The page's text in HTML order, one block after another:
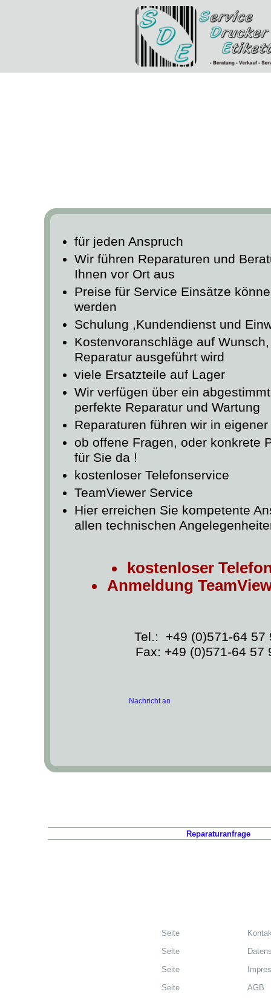
für jeden Anspruch
Wir führen Reparaturen und
Ihnen vor Ort aus
Preise für Service Einsätze
werden
Schulung ,Kundendienst und
Kostenvoranschläge auf
Reparatur ausgeführt wird
viele Ersatzteile auf Lager
Wir verfügen über ein
perfekte Reparatur und Wartung
Reparaturen führen wir in
ob offene Fragen, oder konkrete
für Sie da !
kostenloser Telefonservice
TeamViewer Service
Hier erreichen Sie kompetente
allen technischen
kostenloser
Anmeldung
Tel.: +49 (0)571-64 57
Fax: +49 (0)571-64 57
Nachricht an
Reparaturanfrage
Seite
Seite
Seite
Seite
AGB